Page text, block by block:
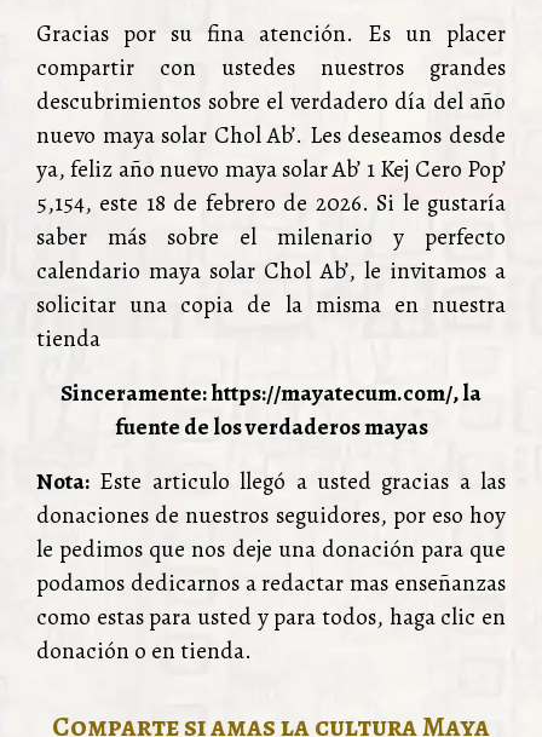
Gracias por su fina atención. Es un placer
compartir con ustedes nuestros grandes
descubrimientos sobre el verdadero día del año
nuevo maya solar Chol Ab’. Les deseamos desde
ya, feliz año nuevo maya solar Ab’ 1 Kej Cero Pop’
5,154, este 18 de febrero de 2026. Si le gustaría
saber más sobre el milenario y perfecto
calendario maya solar Chol Ab’, le invitamos a
solicitar una copia de la misma en nuestra
tienda
Sinceramente: https://mayatecum.com/, la
fuente de los verdaderos mayas
Nota: Este articulo llegó a usted gracias a las
donaciones de nuestros seguidores, por eso hoy
le pedimos que nos deje una donación para que
podamos dedicarnos a redactar mas enseñanzas
como estas para usted y para todos, haga clic en
donación o en tienda.
Comparte si amas la cultura Maya